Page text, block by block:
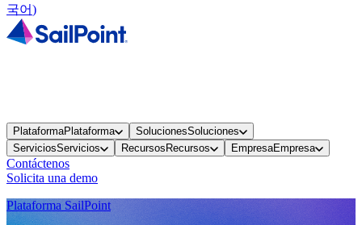
국어)
PlataformaPlataforma SolucionesSoluciones
ServiciosServicios Recursos Recursos EmpresaEmpresa
Contáctenos
Solicita una demo
Plataforma SailPoint